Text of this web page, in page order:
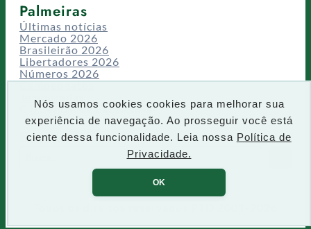
Nós usamos cookies cookies para melhorar sua
experiência de navegação. Ao prosseguir você está
ciente dessa funcionalidade. Leia nossa Política de
Privacidade.
OK
Palmeiras
Últimas notícias
Mercado 2026
Brasileirão 2026
Libertadores 2026
Números 2026
Campeonatos
Temporadas
CT/Centro de Excelência
Busca
P
e
q
u
s